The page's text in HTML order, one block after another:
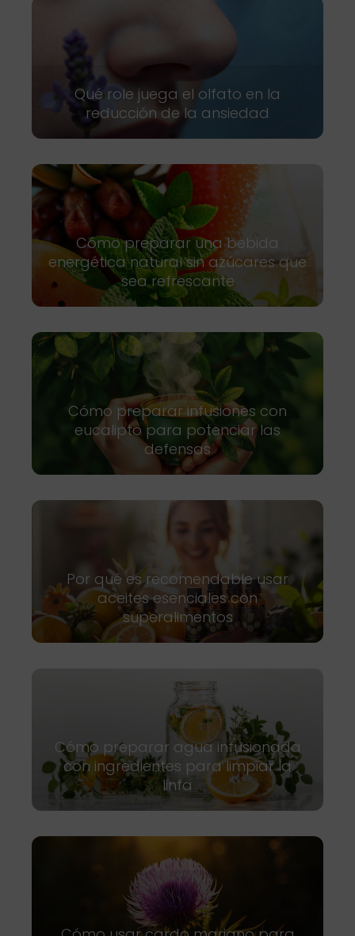
Qué role juega el olfato en la
reducción de la ansiedad
Cómo preparar una bebida
energética natural sin azúcares que
sea refrescante
Cómo preparar infusiones con
eucalipto para potenciar las
defensas
Por qué es recomendable usar
aceites esenciales con
superalimentos
Cómo preparar agua infusionada
con ingredientes para limpiar la
linfa